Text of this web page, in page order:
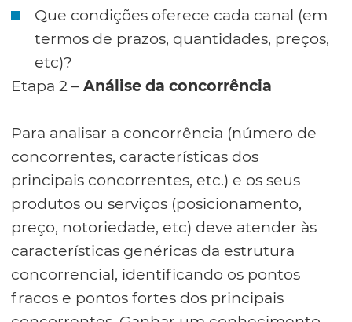
Que condições oferece cada canal (em
termos de prazos, quantidades, preços,
etc)?
Etapa 2 – Análise da concorrência
Para analisar a concorrência (número de
concorrentes, características dos
principais concorrentes, etc.) e os seus
produtos ou serviços (posicionamento,
preço, notoriedade, etc) deve atender às
características genéricas da estrutura
concorrencial, identificando os pontos
fracos e pontos fortes dos principais